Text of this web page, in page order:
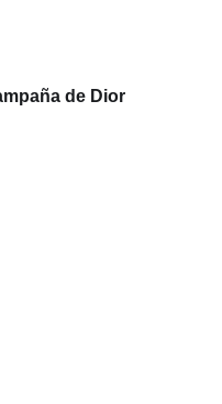
de Dior